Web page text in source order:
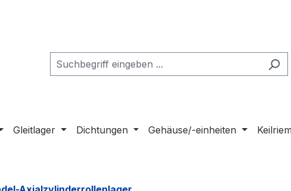
Gleitlager Dichtungen Gehäuse/-einheiten